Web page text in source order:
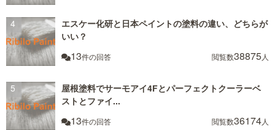
エスケー化研と日本ペイントの塗料の違い、どちらが
いい？
13件の回答 閲覧数38875人
屋根塗料でサーモアイ4Fとパーフェクトクーラーベ
ストとファイ...
13件の回答 閲覧数36174人